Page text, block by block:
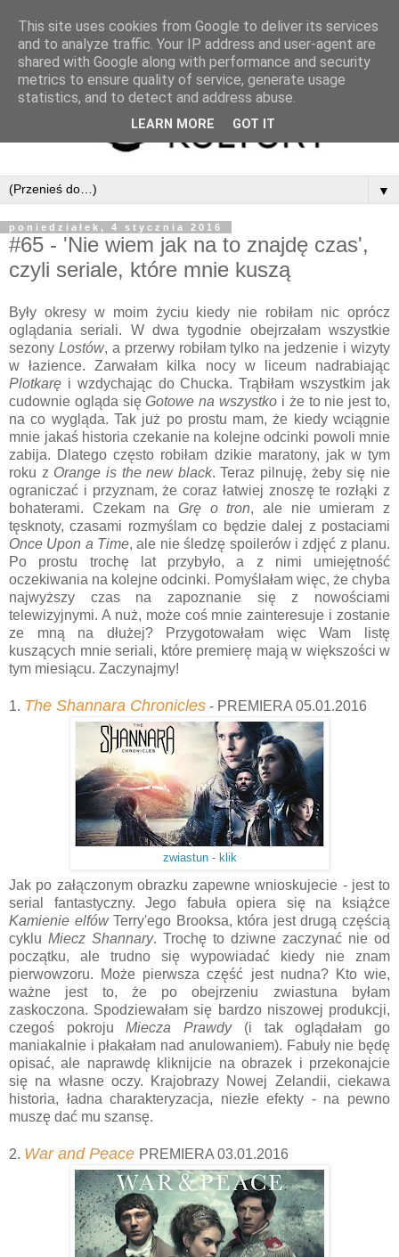
▼
poniedziałek, 4 stycznia 2016
#65 - 'Nie wiem jak na to znajdę czas',
czyli seriale, które mnie kuszą
Były okresy w moim życiu kiedy nie robiłam nic oprócz
oglądania seriali. W dwa tygodnie obejrzałam wszystkie
sezony Lostów, a przerwy robiłam tylko na jedzenie i wizyty
w łazience. Zarwałam kilka nocy w liceum nadrabiając
Plotkarę i wzdychając do Chucka. Trąbiłam wszystkim jak
cudownie ogląda sięGotowe na wszystko i że to nie jest to,
na co wygląda. Tak już po prostu mam, że kiedy wciągnie
mnie jakaś historia czekanie na kolejne odcinki powoli mnie
zabija. Dlatego często robiłam dzikie maratony, jak w tym
roku z Orange is the new black. Teraz pilnuję, żeby się nie
ograniczać i przyznam, że coraz łatwiej znoszę te rozłąki z
bohaterami. Czekam na Grę o tron, ale nie umieram z
tęsknoty, czasami rozmyślam co będzie dalej z postaciami
Once Upon a Time, ale nie śledzę spoilerów i zdjęć z planu.
Po prostu trochę lat przybyło, a z nimi umiejętność
oczekiwania na kolejne odcinki. Pomyślałam więc, że chyba
najwyższy czas na zapoznanie się z nowościami
telewizyjnymi. A nuż, może coś mnie zainteresuje i zostanie
ze mną na dłużej? Przygotowałam więc Wam listę
kuszących mnie seriali, które premierę mają w większości w
tym miesiącu. Zaczynajmy!
1. The Shannara Chronicles - PREMIERA 05.01.2016
zwiastun - klik
Jak po załączonym obrazku zapewne wnioskujecie - jest to
serial fantastyczny. Jego fabuła opiera się na książce
Kamienie elfów Terry'ego Brooksa, która jest drugą częścią
cyklu Miecz Shannary. Trochę to dziwne zaczynać nie od
początku, ale trudno się wypowiadać kiedy nie znam
pierwowzoru. Może pierwsza część jest nudna? Kto wie,
ważne jest to, że po obejrzeniu zwiastuna byłam
zaskoczona. Spodziewałam się bardzo niszowej produkcji,
czegoś pokrojuMiecza Prawdy (i tak oglądałam go
maniakalnie i płakałam nad anulowaniem). Fabuły nie będę
opisać, ale naprawdę kliknijcie na obrazek i przekonajcie
się na własne oczy. Krajobrazy Nowej Zelandii, ciekawa
historia, ładna charakteryzacja, niezłe efekty - na pewno
muszę dać mu szansę.
2. War and Peace PREMIERA 03.01.2016
This site uses cookies from Google to deliver its services
and to analyze traffic. Your IP address and user-agent are
shared with Google along with performance and security
metrics to ensure quality of service, generate usage
statistics, and to detect and address abuse.
LEARN MORE GOT IT